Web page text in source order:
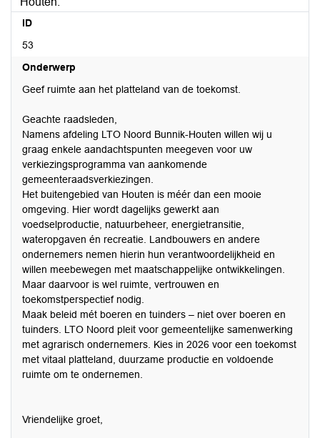
ID
53
Onderwerp
Geef ruimte aan het platteland van de toekomst.
Geachte raadsleden,
Namens afdeling LTO Noord Bunnik-Houten willen wij u
graag enkele aandachtspunten meegeven voor uw
verkiezingsprogramma van aankomende
gemeenteraadsverkiezingen.
Het buitengebied van Houten is méér dan een mooie
omgeving. Hier wordt dagelijks gewerkt aan
voedselproductie, natuurbeheer, energietransitie,
wateropgaven én recreatie. Landbouwers en andere
ondernemers nemen hierin hun verantwoordelijkheid en
willen meebewegen met maatschappelijke ontwikkelingen.
Maar daarvoor is wel ruimte, vertrouwen en
toekomstperspectief nodig.
Maak beleid mét boeren en tuinders – niet over boeren en
tuinders. LTO Noord pleit voor gemeentelijke samenwerking
met agrarisch ondernemers. Kies in 2026 voor een toekomst
met vitaal platteland, duurzame productie en voldoende
ruimte om te ondernemen.
Vriendelijke groet,